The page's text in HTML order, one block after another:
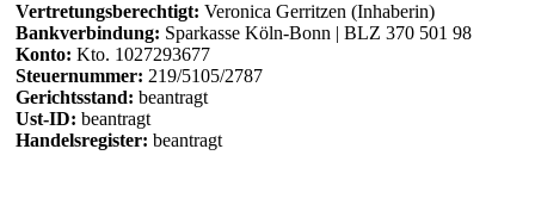
Vertretungsberechtigt: Veronica Gerritzen (Inhaberin)
Bankverbindung: Sparkasse Köln-Bonn | BLZ 370 501 98
Konto: Kto. 1027293677
Steuernummer: 219/5105/2787
Gerichtsstand: beantragt
Ust-ID: beantragt
Handelsregister: beantragt